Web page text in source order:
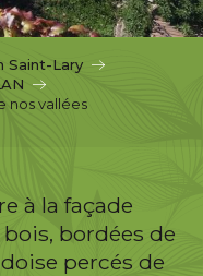
Saint-Lary
nos vallées
à la façade
bordées de
percés de